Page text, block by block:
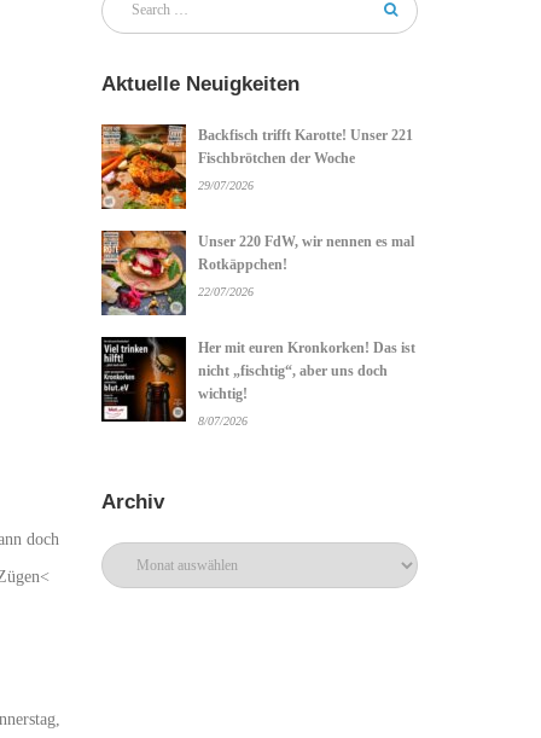
doch
Aktuelle Neuigkeiten
Backfisch trifft Karotte! Unser 221
Fischbrötchen der Woche
29/07/2026
Unser 220 FdW, wir nennen es mal
Rotkäppchen!
22/07/2026
Her mit euren Kronkorken! Das ist
nicht „fischtig“, aber uns doch
wichtig!
8/07/2026
Archiv
Archiv